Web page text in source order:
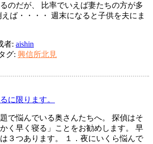
のだが、 比率でいえば妻たちの方が多
ば・・・・ 週末になると子供を夫にま
者: aishin
グ: 興信所北見
に限ります。
で悩んでいる奥さんたちへ。 探偵はそ
く早く寝る」ことをお勧めします。 早
３つあります。 １．夜にいくら悩んで